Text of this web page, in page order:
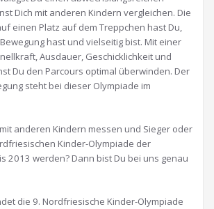
Dich mit anderen Kindern vergleichen. Die
einen Platz auf dem Treppchen hast Du,
hast und vielseitig bist. Mit einer
Ausdauer, Geschicklichkeit und
Du den Parcours optimal überwinden. Der
steht bei dieser Olympiade im
anderen Kindern messen und Sieger oder
Kinder-Olympiade der
2013 werden? Dann bist Du bei uns genau
die 9. Nordfriesische Kinder-Olympiade